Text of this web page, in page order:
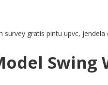
gratis pintu upvc, jendela
Swing